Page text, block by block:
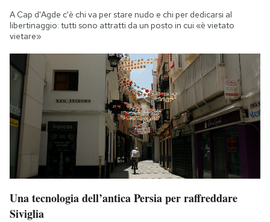
A Cap d'Agde c'è chi va per stare nudo e chi per dedicarsi al
libertinaggio: tutti sono attratti da un posto in cui «è vietato
vietare»
Una tecnologia dell’antica Persia per raffreddare
Siviglia